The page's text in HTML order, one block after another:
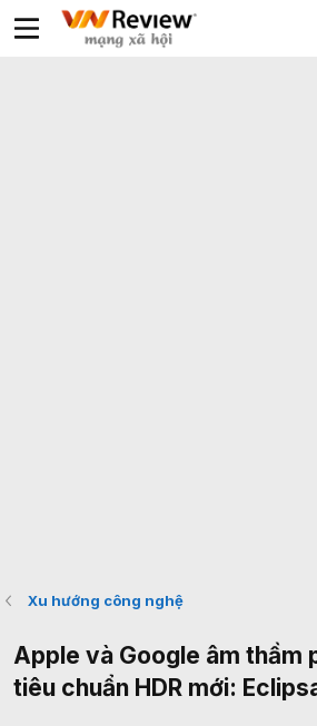
Xu hướng công nghệ
Apple và Google âm thầm
tiêu chuẩn HDR mới: